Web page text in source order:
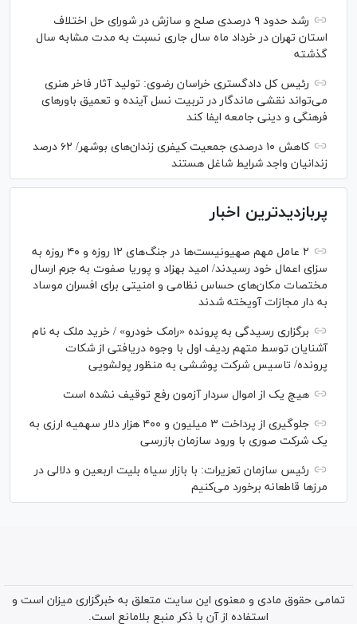
رشد حدود ۹ درصدی صلح و سازش در شورای حل اختلاف
استان تهران در خرداد ماه سال جاری نسبت به مدت مشابه سال
گذشته
رئیس کل دادگستری خراسان رضوی: تولید آثار فاخر هنری
می‌تواند نقشی ماندگار در تربیت نسل آینده و تعمیق باور‌های
فرهنگی و دینی جامعه ایفا کند
کاهش ۱۰ درصدی جمعیت کیفری زندان‌های بوشهر/ ۶۲ درصد
زندانیان واجد شرایط شاغل هستند
پربازدیدترین اخبار
۲ عامل مهم صهیونیست‌ها در جنگ‌های ۱۲ روزه و ۴۰ روزه به
سزای اعمال خود رسیدند/ امید بهزاد و پوریا صفوت به جرم ارسال
مختصات مکان‌های حساس نظامی و امنیتی برای افسران موساد
به دار مجازات آویخته شدند
برگزاری رسیدگی به پرونده «رامک خودرو» / خرید ملک به نام
آشنایان توسط متهم ردیف اول با وجوه دریافتی از شکات
پرونده/ تاسیس شرکت پوششی به منظور پولشویی
هیچ یک از اموال سردار آزمون رفع توقیف نشده است
جلوگیری از پرداخت ۳ میلیون و ۴۰۰ هزار دلار سهمیه ارزی به
یک شرکت صوری با ورود سازمان بازرسی
رئیس سازمان تعزیرات: با بازار سیاه بلیت اربعین و دلالی در
مرز‌ها قاطعانه برخورد می‌کنیم
تمامی حقوق مادی و معنوی این سایت متعلق به خبرگزاری میزان است و
استفاده از آن با ذکر منبع بلامانع است.